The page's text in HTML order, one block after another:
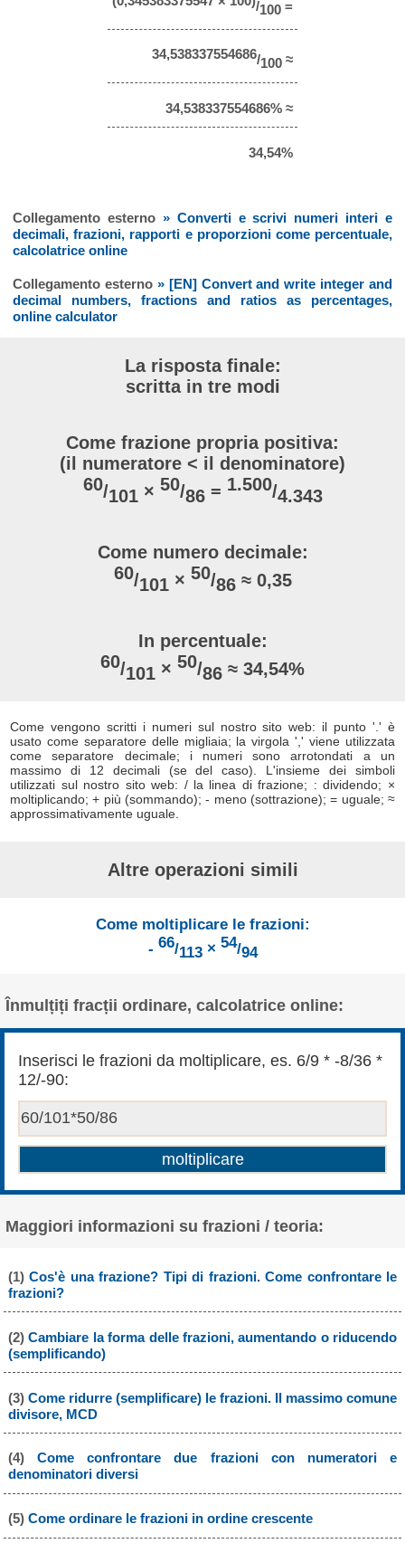
/100 =
34,538337554686/100 ≈
34,538337554686% ≈
34,54%
Collegamento esterno » Converti e scrivi numeri interi e
decimali, frazioni, rapporti e proporzioni come percentuale,
calcolatrice online
Collegamento esterno » [EN] Convert and write integer and
decimal numbers, fractions and ratios as percentages,
online calculator
La risposta finale:
scritta in tre modi
Come frazione propria positiva:
(il numeratore < il denominatore)
60/101 × 50/86 = 1.500/4.343
Come numero decimale:
60/101 × 50/86 ≈ 0,35
In percentuale:
60/101 × 50/86 ≈ 34,54%
Come vengono scritti i numeri sul nostro sito web: il punto '.' è
usato come separatore delle migliaia; la virgola ',' viene utilizzata
come separatore decimale; i numeri sono arrotondati a un
massimo di 12 decimali (se del caso). L'insieme dei simboli
utilizzati sul nostro sito web: / la linea di frazione; : dividendo; ×
moltiplicando; + più (sommando); - meno (sottrazione); = uguale; ≈
approssimativamente uguale.
Altre operazioni simili
Come moltiplicare le frazioni:
- 66/113× 54/94
Înmulțiți fracții ordinare, calcolatrice online:
Inserisci le frazioni da moltiplicare, es. 6/9 * -8/36 *
12/-90:
Maggiori informazioni su frazioni / teoria:
(1)Cos'è una frazione? Tipi di frazioni. Come confrontare le
frazioni?
(2)Cambiare la forma delle frazioni, aumentando o riducendo
(semplificando)
(3) Come ridurre (semplificare) le frazioni. Il massimo comune
divisore, MCD
(4) Come confrontare due frazioni con numeratori e
denominatori diversi
(5) Come ordinare le frazioni in ordine crescente